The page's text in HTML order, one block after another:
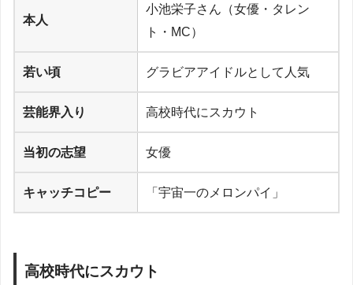
本人
小池栄子さん（女優・タレン
ト・MC）
若い頃 グラビアアイドルとして人気
芸能界入り 高校時代にスカウト
当初の志望 女優
キャッチコピー 「宇宙一のメロンパイ」
高校時代にスカウト